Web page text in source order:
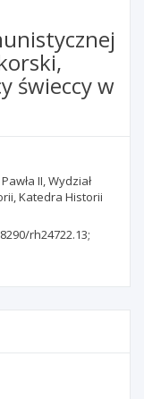
świeccy w
II, Wydział
Katedra Historii
rh24722.13;